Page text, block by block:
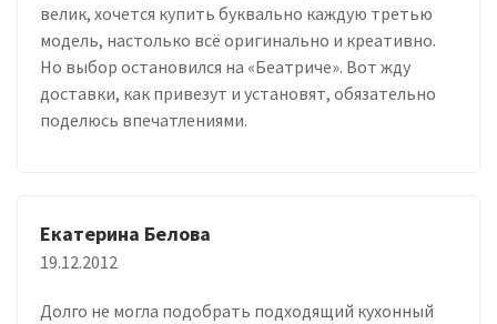
велик, хочется купить буквально каждую третью
модель, настолько всё оригинально и креативно.
Но выбор остановился на «Беатриче». Вот жду
доставки, как привезут и установят, обязательно
поделюсь впечатлениями.
Екатерина Белова
19.12.2012
Долго не могла подобрать подходящий кухонный